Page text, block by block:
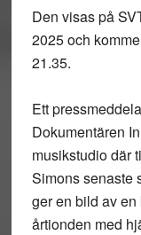
Den visas på
2025 och
21.35.
Ett
Dokumentären
musikstudio där
Simons senaste
ger en bild av
årtionden med